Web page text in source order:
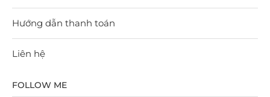
Hướng dẫn thanh toán
Liên hệ
FOLLOW ME